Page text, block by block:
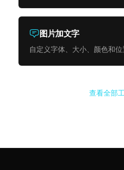
图片加文字
自定义字体、大小、颜色和
查看全部